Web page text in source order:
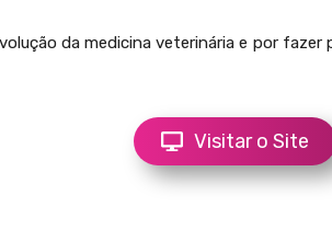
da medicina veterinária e por
Visitar o Site